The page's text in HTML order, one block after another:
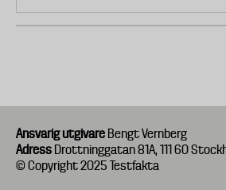
Ansvarig utgivare Bengt Vernberg
Adress Drottninggatan 81A, 111 60
© Copyright 2025 Testfakta